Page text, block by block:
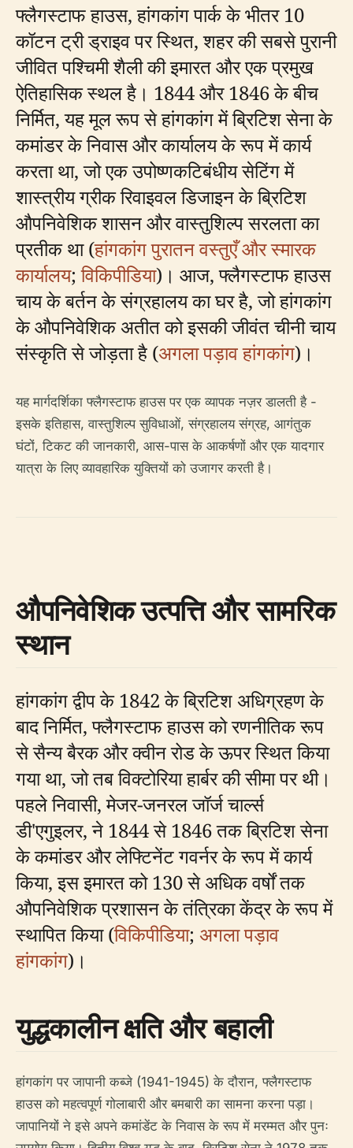
फ्लैगस्टाफ हाउस, हांगकांग पार्क के भीतर 10
कॉटन ट्री ड्राइव पर स्थित, शहर की सबसे पुरानी
जीवित पश्चिमी शैली की इमारत और एक प्रमुख
ऐतिहासिक स्थल है। 1844 और 1846 के बीच
निर्मित, यह मूल रूप से हांगकांग में ब्रिटिश सेना के
कमांडर के निवास और कार्यालय के रूप में कार्य
करता था, जो एक उपोष्णकटिबंधीय सेटिंग में
शास्त्रीय ग्रीक रिवाइवल डिजाइन के ब्रिटिश
औपनिवेशिक शासन और वास्तुशिल्प सरलता का
प्रतीक था (हांगकांग पुरातन वस्तुएँ और स्मारक
कार्यालय;विकिपीडिया)। आज, फ्लैगस्टाफ हाउस
चाय के बर्तन के संग्रहालय का घर है, जो हांगकांग
के औपनिवेशिक अतीत को इसकी जीवंत चीनी चाय
संस्कृति से जोड़ता है (अगला पड़ाव हांगकांग)।
यह मार्गदर्शिका फ्लैगस्टाफ हाउस पर एक व्यापक नज़र डालती है -
इसके इतिहास, वास्तुशिल्प सुविधाओं, संग्रहालय संग्रह, आगंतुक
घंटों, टिकट की जानकारी, आस-पास के आकर्षणों और एक यादगार
यात्रा के लिए व्यावहारिक युक्तियों को उजागर करती है।
औपनिवेशिक उत्पत्ति और सामरिक
स्थान
हांगकांग द्वीप के 1842 के ब्रिटिश अधिग्रहण के
बाद निर्मित, फ्लैगस्टाफ हाउस को रणनीतिक रूप
से सैन्य बैरक और क्वीन रोड के ऊपर स्थित किया
गया था, जो तब विक्टोरिया हार्बर की सीमा पर थी।
पहले निवासी, मेजर-जनरल जॉर्ज चार्ल्स
डी'एगुइलर, ने 1844 से 1846 तक ब्रिटिश सेना
के कमांडर और लेफ्टिनेंट गवर्नर के रूप में कार्य
किया, इस इमारत को 130 से अधिक वर्षों तक
औपनिवेशिक प्रशासन के तंत्रिका केंद्र के रूप में
स्थापित किया (विकिपीडिया; अगला पड़ाव
हांगकांग)।
युद्धकालीन क्षति और बहाली
हांगकांग पर जापानी कब्जे (1941-1945) के दौरान, फ्लैगस्टाफ
हाउस को महत्वपूर्ण गोलाबारी और बमबारी का सामना करना पड़ा।
जापानियों ने इसे अपने कमांडेंट के निवास के रूप में मरम्मत और पुनः